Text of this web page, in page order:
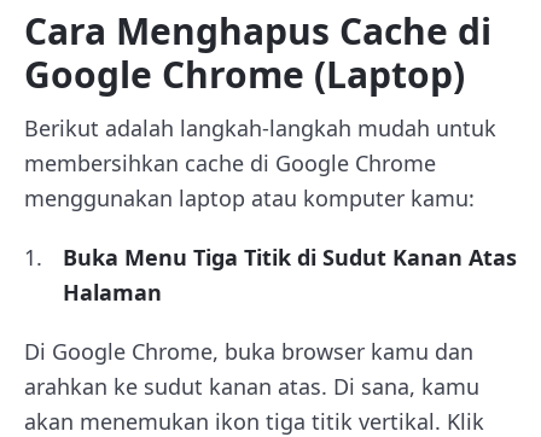
Cara Menghapus Cache di
Google Chrome (Laptop)
Berikut adalah langkah-langkah mudah untuk
membersihkan cache di Google Chrome
menggunakan laptop atau komputer kamu:
Buka Menu Tiga Titik di Sudut Kanan Atas
Halaman
Di Google Chrome, buka browser kamu dan
arahkan ke sudut kanan atas. Di sana, kamu
akan menemukan ikon tiga titik vertikal. Klik